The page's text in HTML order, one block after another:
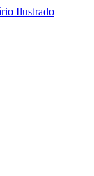
Ilustrado